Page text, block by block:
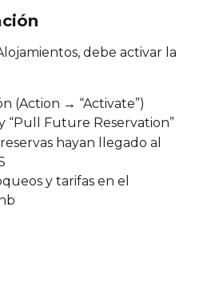
debe activar la
(Action → “Activate”)
“Pull Future Reservation”
hayan llegado al
y tarifas en el